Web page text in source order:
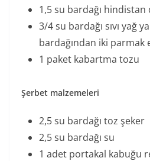
1,5 su bardağı hindistan
3/4 su bardağı sıvı yağ
bardağından iki parmak
1 paket kabartma tozu
Şerbet malzemeleri
2,5 su bardağı toz şeker
2,5 su bardağı su
1 adet portakal kabuğu